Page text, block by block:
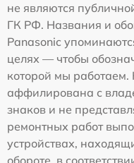
не являются
ГК РФ. Названия и
Panasonic
целях — чтобы
которой мы
аффилирована с
знаков и не
ремонтных работ
устройствах,